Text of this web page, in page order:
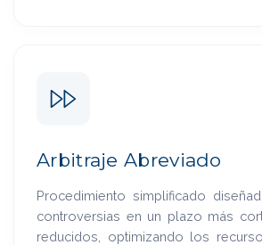
Arbitraje Abreviado
Procedimiento simplificado
controversias en un plazo más
reducidos, optimizando los